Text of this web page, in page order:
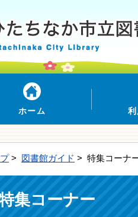
ホーム
> 図書館ガイド > 特集コーナ
集コーナー